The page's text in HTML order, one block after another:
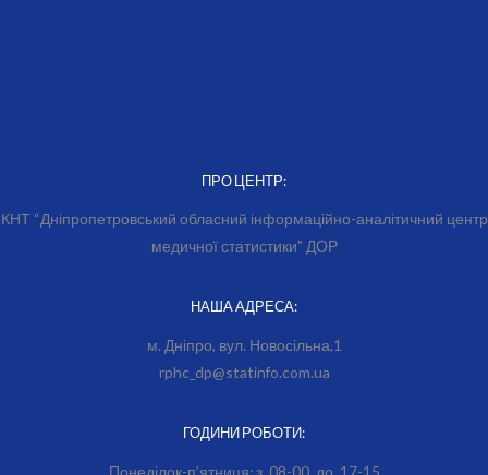
ПРО ЦЕНТР:
КНТ “Дніпропетровський обласний інформаційно-аналітичний центр
медичної статистики” ДОР
НАША АДРЕСА:
м. Дніпро, вул. Новосільна,1
rphc_dp@statinfo.com.ua
ГОДИНИ РОБОТИ:
Понеділок-п’ятниця: з 08-00 до 17-15